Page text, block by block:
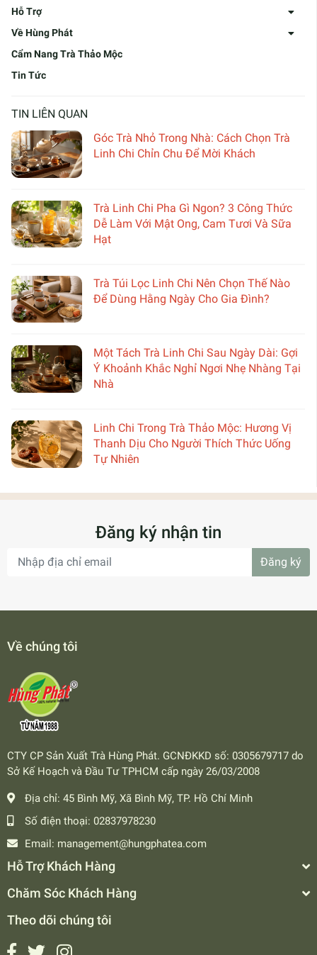
Hỗ Trợ
Về Hùng Phát
Cẩm Nang Trà Thảo Mộc
Tin Tức
TIN LIÊN QUAN
Góc Trà Nhỏ Trong Nhà: Cách Chọn Trà
Linh Chi Chỉn Chu Để Mời Khách
Trà Linh Chi Pha Gì Ngon? 3 Công Thức
Dễ Làm Với Mật Ong, Cam Tươi Và Sữa
Hạt
Trà Túi Lọc Linh Chi Nên Chọn Thế Nào
Để Dùng Hằng Ngày Cho Gia Đình?
Một Tách Trà Linh Chi Sau Ngày Dài: Gợi
Ý Khoảnh Khắc Nghỉ Ngơi Nhẹ Nhàng Tại
Nhà
Linh Chi Trong Trà Thảo Mộc: Hương Vị
Thanh Dịu Cho Người Thích Thức Uống
Tự Nhiên
Đăng ký nhận tin
Đăng ký
Về chúng tôi
CTY CP Sản Xuất Trà Hùng Phát. GCNĐKKD số: 0305679717 do
Sở Kế Hoạch và Đầu Tư TPHCM cấp ngày 26/03/2008
Địa chỉ: 45 Bình Mỹ, Xã Bình Mỹ, TP. Hồ Chí Minh
Số điện thoại: 02837978230
Email: management@hungphatea.com
Hỗ Trợ Khách Hàng
Chăm Sóc Khách Hàng
Theo dõi chúng tôi